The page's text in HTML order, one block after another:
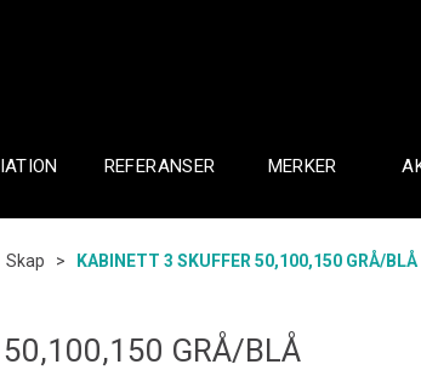
REFERANSER MERKER
Skap > KABINETT 3 SKUFFER 50,100,150 GRÅ/BLÅ
50,100,150 GRÅ/BLÅ